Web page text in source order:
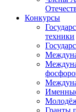
Конкурсы
техники
Гранты